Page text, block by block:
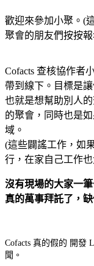
歡迎來參加小聚。(
聚會的朋友們按按
Cofacts 查核協作者
帶到線下。目標是
也就是想幫助別人
的聚會，同時也是
域。
(這些闢謠工作，如
行，在家自己工作
沒有現場的大家一
真的萬事拜託了，缺
Cofacts 真的假的 開發
聞。